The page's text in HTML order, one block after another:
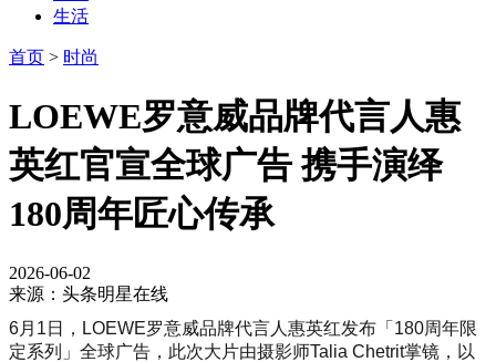
生活
首页 > 时尚
LOEWE罗意威品牌代言人惠
英红官宣全球广告 携手演绎
180周年匠心传承
2026-06-02
来源：头条明星在线
6月1日，LOEWE罗意威品牌代言人惠英红发布「180周年限
定系列」全球广告，此次大片由摄影师Talia Chetrit掌镜，以